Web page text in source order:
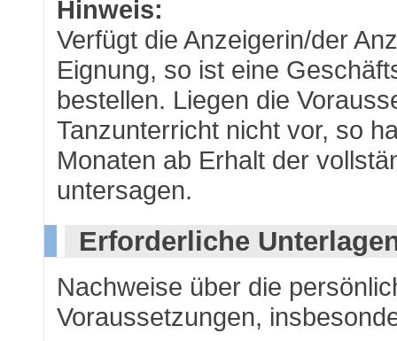
Hinweis:
Verfügt die Anzeigerin/der
Eignung, so ist eine
bestellen. Liegen die
Tanzunterricht nicht vor, so
Monaten ab Erhalt der
untersagen.
Erforderliche
Nachweise über die
Voraussetzungen,